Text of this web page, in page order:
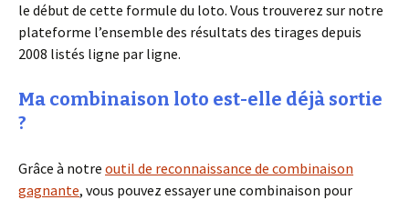
le début de cette formule du loto. Vous trouverez sur notre
plateforme l’ensemble des résultats des tirages depuis
2008 listés ligne par ligne.
Ma combinaison loto est-elle déjà sortie
?
Grâce à notre outil de reconnaissance de combinaison
gagnante, vous pouvez essayer une combinaison pour